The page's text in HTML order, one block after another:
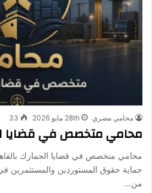
محامي مصري 28th مايو 2026 33
محامي متخصص في قضايا
محامي متخصص في قضايا الجمارك
حماية حقوق المستوردين والمستثمرين
من…